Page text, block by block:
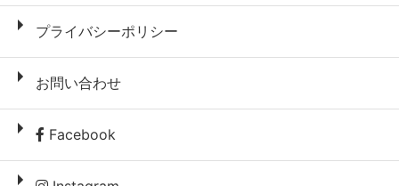
プライバシーポリシー
お問い合わせ
Facebook